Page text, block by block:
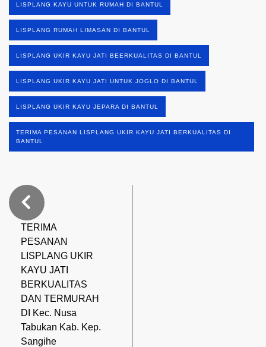
LISPLANG KAYU UNTUK RUMAH DI BANTUL
LISPLANG RUMAH LIMASAN DI BANTUL
LISPLANG UKIR KAYU JATI BEERKUALITAS DI BANTUL
LISPLANG UKIR KAYU JATI UNTUK JOGLO DI BANTUL
LISPLANG UKIR KAYU JEPARA DI BANTUL
TERIMA PESANAN LISPLANG UKIR KAYU JATI BERKUALITAS DI
BANTUL
TERIMA
PESANAN
LISPLANG UKIR
KAYU JATI
BERKUALITAS
DAN TERMURAH
DI Kec. Nusa
Tabukan Kab. Kep.
Sangihe